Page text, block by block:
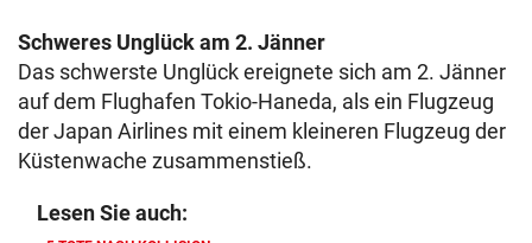
Schweres Unglück am 2. Jänner
Das schwerste Unglück ereignete sich am 2. Jänner
auf dem Flughafen Tokio-Haneda, als ein Flugzeug
der Japan Airlines mit einem kleineren Flugzeug der
Küstenwache zusammenstieß.
Lesen Sie auch: